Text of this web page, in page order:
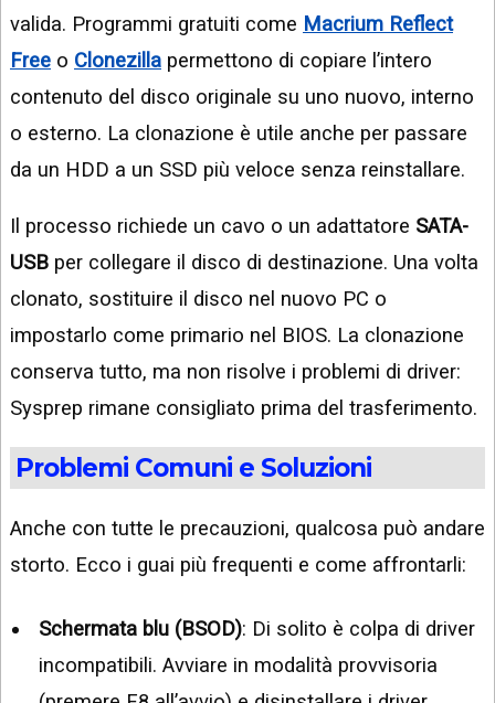
valida. Programmi gratuiti come Macrium Reflect
Free o Clonezilla permettono di copiare l’intero
contenuto del disco originale su uno nuovo, interno
o esterno. La clonazione è utile anche per passare
da un HDD a un SSD più veloce senza reinstallare.
Il processo richiede un cavo o un adattatore SATA-
USB per collegare il disco di destinazione. Una volta
clonato, sostituire il disco nel nuovo PC o
impostarlo come primario nel BIOS. La clonazione
conserva tutto, ma non risolve i problemi di driver:
Sysprep rimane consigliato prima del trasferimento.
Problemi Comuni e Soluzioni
Anche con tutte le precauzioni, qualcosa può andare
storto. Ecco i guai più frequenti e come affrontarli:
Schermata blu (BSOD): Di solito è colpa di driver
incompatibili. Avviare in modalità provvisoria